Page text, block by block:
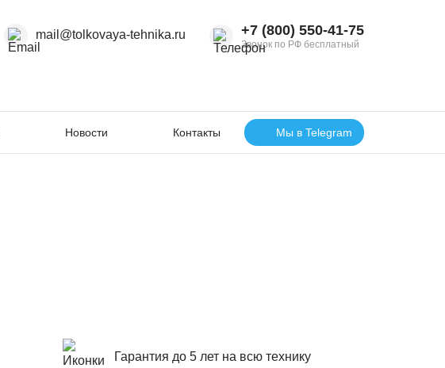
mail@tolkovaya-tehnika.ru +7 (800) 550‑41‑75
Звонок по РФ бесплатный
Новости Контакты Мы в Telegram
Гарантия до 5 лет на всю технику